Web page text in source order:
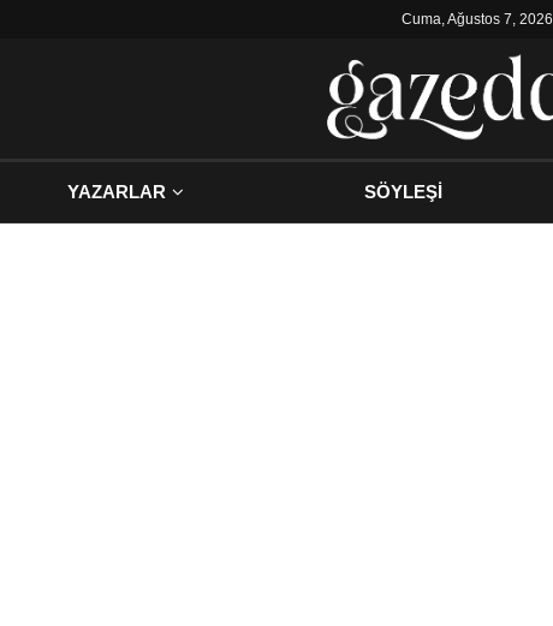
Cuma, Ağustos 7, 2026
YAZARLAR SÖYLEŞİ